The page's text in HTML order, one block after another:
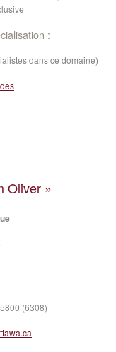
:
dans ce domaine)
Oliver »
(6308)